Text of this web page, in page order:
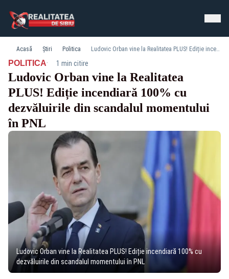
Acasă Știri Politica Ludovic Orban vine la Realitatea PLUS! Ediție incendiară 100% cu dezvăluirile din scandalul momentului în PNL
POLITICA· 1 min citire
Ludovic Orban vine la Realitatea
PLUS! Ediție incendiară 100% cu
dezvăluirile din scandalul momentului
în PNL
Ludovic Orban vine la Realitatea PLUS! Ediție incendiară 100% cu
dezvăluirile din scandalul momentului în PNL